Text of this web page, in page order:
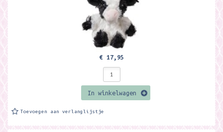
€ 17,95
In winkelwagen
Toevoegen aan verlanglijstje